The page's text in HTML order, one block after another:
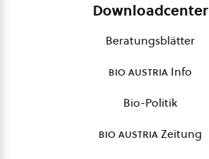
Downloadcenter
Beratungsblätter
bio austria Info
Bio-Politik
bio austriaZeitung